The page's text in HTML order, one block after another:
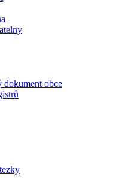
dokument obce